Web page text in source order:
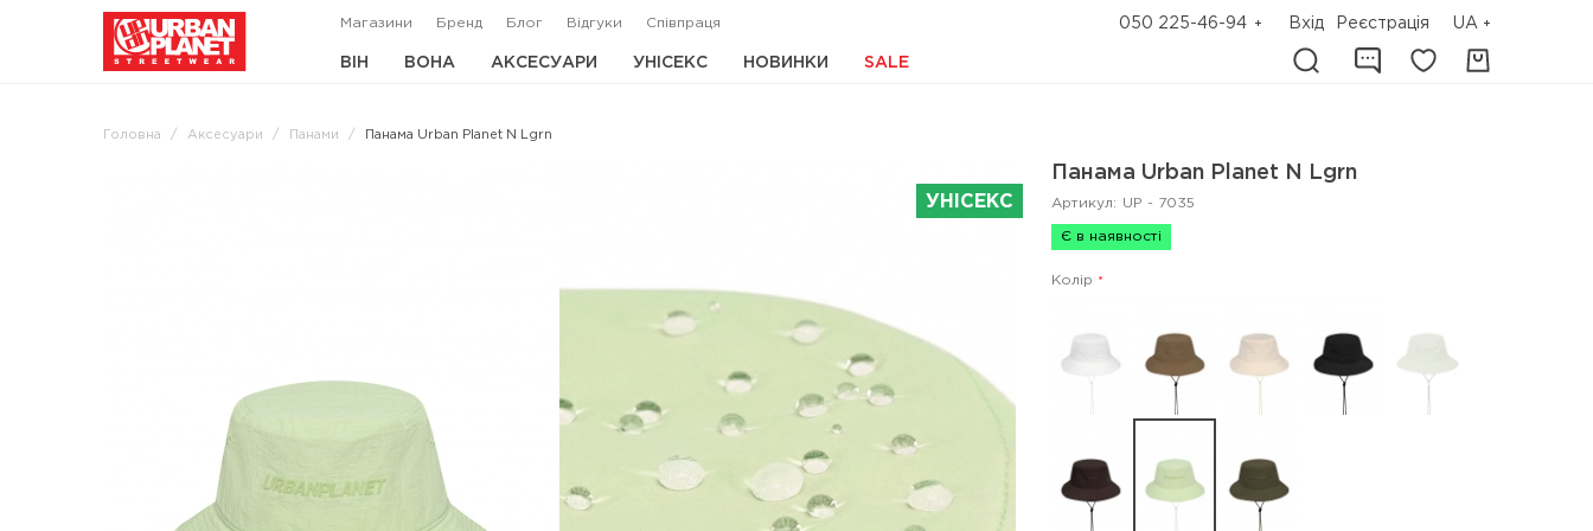
Магазини Бренд Блог Відгуки Співпраця 050 225-46-94 Вхід Реєстрація UA
ВІН ВОНА АКСЕСУАРИ УНІСЕКС НОВИНКИ SALE
Головна Аксесуари Панами Панама Urban Planet N Lgrn
УНІСЕКС
Панама Urban Planet N Lgrn
Артикул: UP - 7035
Є в наявності
Колір